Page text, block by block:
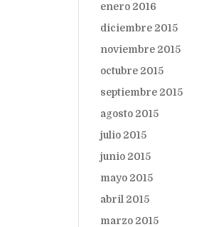
enero 2016
diciembre 2015
noviembre 2015
octubre 2015
septiembre 2015
agosto 2015
julio 2015
junio 2015
mayo 2015
abril 2015
marzo 2015